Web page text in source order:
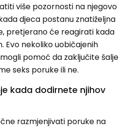
više pozornosti na njegovo
djeca postanu znatiželjna
pretjerano će reagirati kada
Evo nekoliko uobičajenih
pomoć da zaključite šalje
seks poruke ili ne.
kada dodirnete njihov
razmjenjivati ​​poruke na